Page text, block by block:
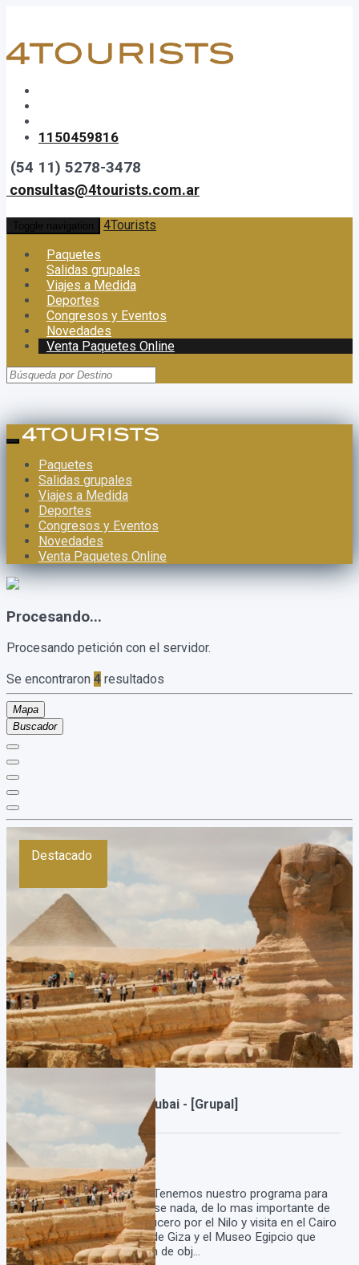
1150459816
(54 11) 5278-3478
consultas@4tourists.com.ar
Toggle navigation
4Tourists
Paquetes
Salidas grupales
Viajes a Medida
Deportes
Congresos y Eventos
Novedades
Venta Paquetes Online
Paquetes
Salidas grupales
Viajes a Medida
Deportes
Congresos y Eventos
Novedades
Venta Paquetes Online
Procesando...
Procesando petición con el servidor.
Se encontraron 4 resultados
Mapa
Buscador
Destacado
Egipto milenario con Dubai - [Grupal]
15Días13Noches
Viaje a Egipto con Dubai Tenemos nuestro programa para
viajar a egipto y no perderse nada, de lo mas importante de
Egipto y Dubai! Incluye crucero por el Nilo y visita en el Cairo
con Tour a las piramides de Giza y el Museo Egipcio que
guarda la mayor colección de obj...